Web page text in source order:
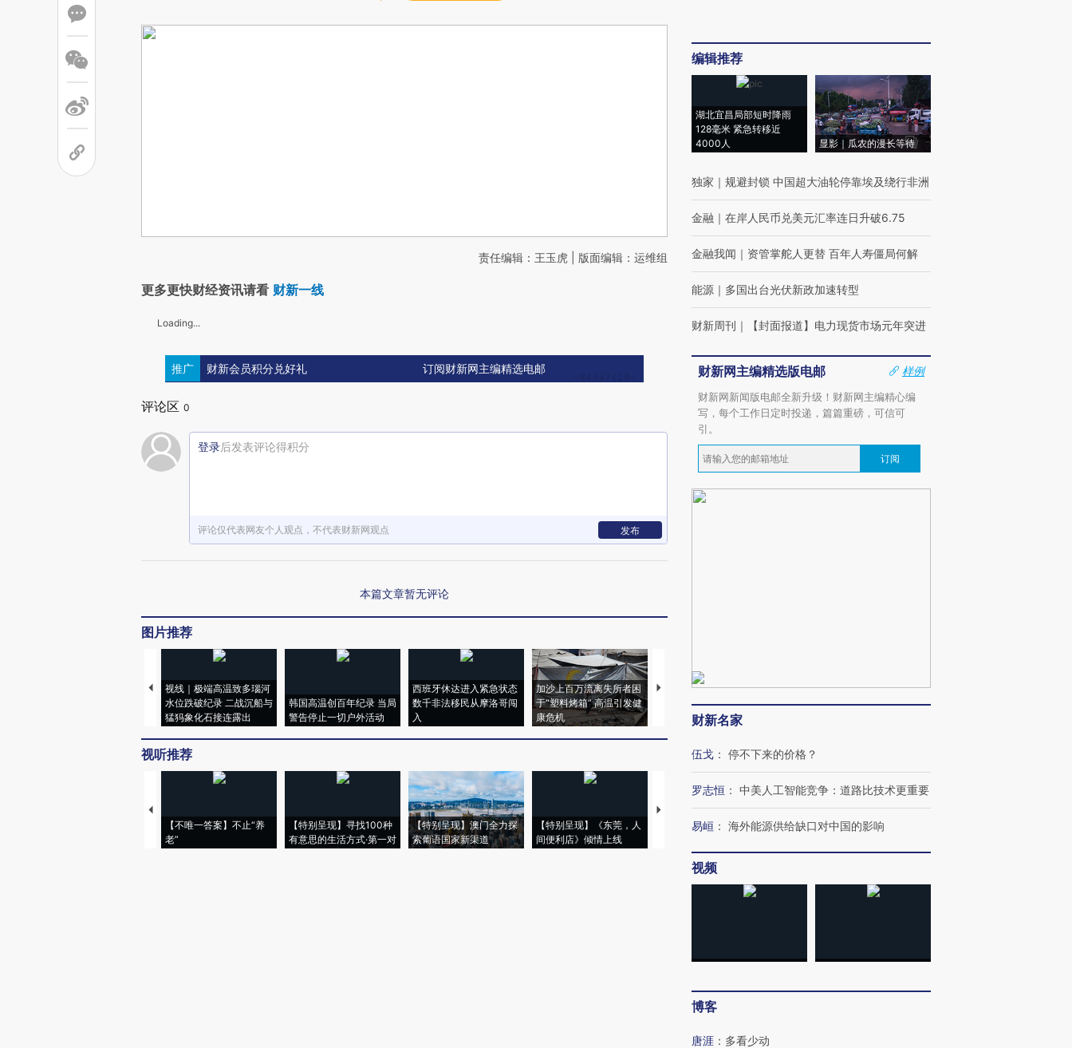
责任编辑：王玉虎 | 版面编辑：运维组
更多更快财经资讯请看 财新一线
Loading...
推广 财新会员积分兑好礼 订阅财新网主编精选电邮
评论区 0
登录后发表评论得积分
评论仅代表网友个人观点，不代表财新网观点 发布
本篇文章暂无评论
图片推荐
视线｜极端高温致多瑙河
水位跌破纪录 二战沉船与
猛犸象化石接连露出
韩国高温创百年纪录 当局
警告停止一切户外活动
西班牙休达进入紧急状态
数千非法移民从摩洛哥闯
入
加沙上百万流离失所者困
于“塑料烤箱” 高温引发健
康危机
视线｜HYROX的吸金
术：是什么让中产们甘
心“花钱找虐”？
马航飞行员跨国走私7万
粒摇头丸 尿检体内含3种
视线｜被称为“蟑螂”的印
度Z世代 用街头抗争将教
视听推荐
【不唯一答案】不止“养
老”
【特别呈现】寻找100种
有意思的生活方式·第一对
【特别呈现】澳门全力探
索葡语国家新渠道
【特别呈现】《东莞，人
间便利店》倾情上线
【推广】走进第四届链博
会，让数智科技“链”接产
【特别呈现】寻找100种
【商旅对话】华住集团
编辑推荐
湖北宜昌局部短时降雨
128毫米 紧急转移近
4000人
显影｜瓜农的漫长等待
独家 ｜ 规避封锁 中国超大油轮停靠埃及绕行非洲
金融 ｜ 在岸人民币兑美元汇率连日升破6.75
金融我闻 ｜ 资管掌舵人更替 百年人寿僵局何解
能源 ｜ 多国出台光伏新政加速转型
财新周刊 ｜ 【封面报道】电力现货市场元年突进
财新网主编精选版电邮
样例
财新网新闻版电邮全新升级！财新网主编精心编
写，每个工作日定时投递，篇篇重磅，可信可
引。
订阅
财新名家
伍戈 ： 停不下来的价格？
罗志恒 ： 中美人工智能竞争：道路比技术更重要
易峘 ： 海外能源供给缺口对中国的影响
视频
博客
唐涯 ： 多看少动